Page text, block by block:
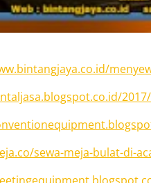
sewa-meja-bulat-di-